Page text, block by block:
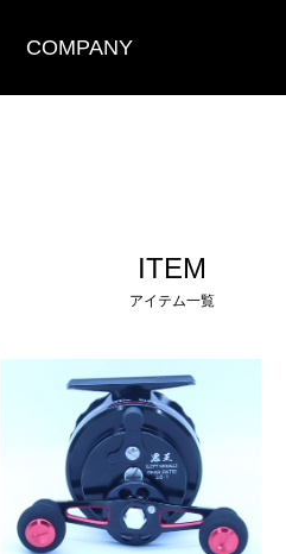
COMPANY
ITEM
アイテム一覧